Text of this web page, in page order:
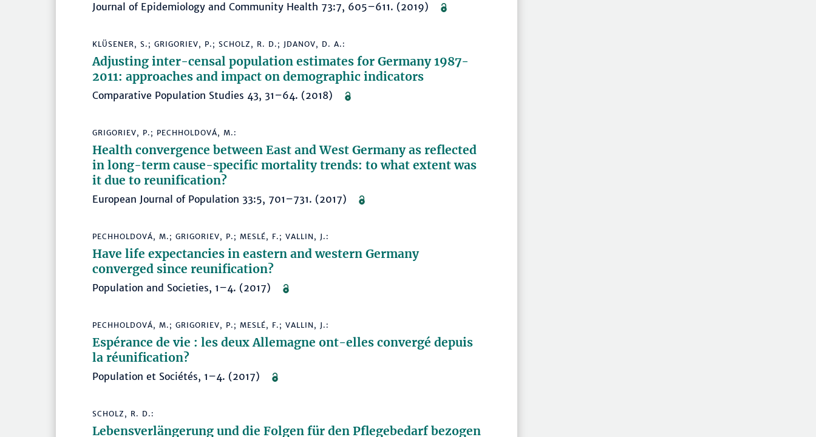
Journal of Epidemiology and Community Health 73:7, 605–611. (2019)
KLÜSENER, S.; GRIGORIEV, P.; SCHOLZ, R. D.; JDANOV, D. A.:
Adjusting inter-censal population estimates for Germany 1987-
2011: approaches and impact on demographic indicators
Comparative Population Studies 43, 31–64. (2018)
GRIGORIEV, P.; PECHHOLDOVÁ, M.:
Health convergence between East and West Germany as reflected
in long-term cause-specific mortality trends: to what extent was
it due to reunification?
European Journal of Population 33:5, 701–731. (2017)
PECHHOLDOVÁ, M.; GRIGORIEV, P.; MESLÉ, F.; VALLIN, J.:
Have life expectancies in eastern and western Germany
converged since reunification?
Population and Societies, 1–4. (2017)
PECHHOLDOVÁ, M.; GRIGORIEV, P.; MESLÉ, F.; VALLIN, J.:
Espérance de vie : les deux Allemagne ont-elles convergé depuis
la réunification?
Population et Sociétés, 1–4. (2017)
SCHOLZ, R. D.:
Lebensverlängerung und die Folgen für den Pflegebedarf bezogen